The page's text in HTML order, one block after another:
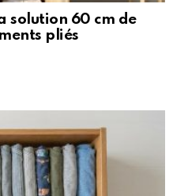
solution 60 cm de
pliés